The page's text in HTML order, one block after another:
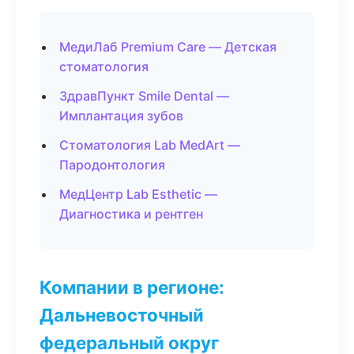
МедиЛаб Premium Care — Детская
стоматология
ЗдравПункт Smile Dental —
Имплантация зубов
Стоматология Lab MedArt —
Пародонтология
МедЦентр Lab Esthetic —
Диагностика и рентген
Компании в регионе:
Дальневосточный
федеральный округ